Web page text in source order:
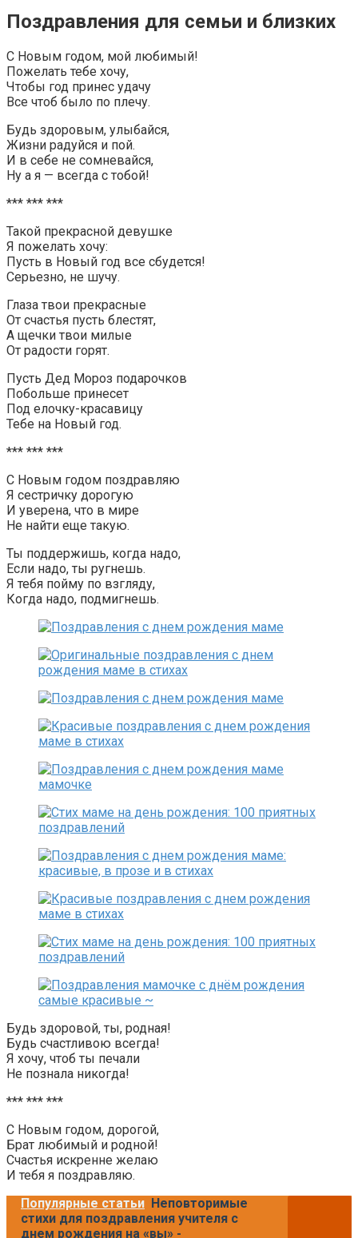
Поздравления для семьи и близких
С Новым годом, мой любимый!
Пожелать тебе хочу,
Чтобы год принес удачу
Все чтоб было по плечу.
Будь здоровым, улыбайся,
Жизни радуйся и пой.
И в себе не сомневайся,
Ну а я — всегда с тобой!
*** *** ***
Такой прекрасной девушке
Я пожелать хочу:
Пусть в Новый год все сбудется!
Серьезно, не шучу.
Глаза твои прекрасные
От счастья пусть блестят,
А щечки твои милые
От радости горят.
Пусть Дед Мороз подарочков
Побольше принесет
Под елочку-красавицу
Тебе на Новый год.
*** *** ***
С Новым годом поздравляю
Я сестричку дорогую
И уверена, что в мире
Не найти еще такую.
Ты поддержишь, когда надо,
Если надо, ты ругнешь.
Я тебя пойму по взгляду,
Когда надо, подмигнешь.
Будь здоровой, ты, родная!
Будь счастливою всегда!
Я хочу, чтоб ты печали
Не познала никогда!
*** *** ***
С Новым годом, дорогой,
Брат любимый и родной!
Счастья искренне желаю
И тебя я поздравляю.
Популярные статьи Неповторимые
стихи для поздравления учителя с
днем рождения на «вы» -